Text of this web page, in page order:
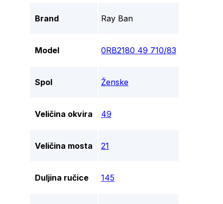
Brand Ray Ban
Model 0RB2180 49 710/83
Spol Ženske
Veličina okvira 49
Veličina mosta 21
Duljina ručice 145